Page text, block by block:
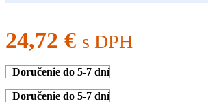
24,72 € s DPH
Doručenie do 5-7 dní
Doručenie do 5-7 dní